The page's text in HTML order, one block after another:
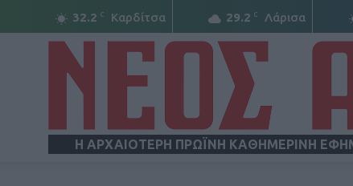
32.2 C Καρδίτσα 29.2 C Λάρισα
Η ΑΡΧΑΙΟΤΕΡΗ ΠΡΩΪΝΗ ΚΑΘΗΜΕΡΙΝΗ